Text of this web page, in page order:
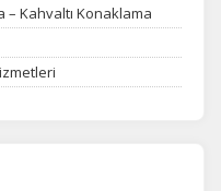
– Kahvaltı Konaklama